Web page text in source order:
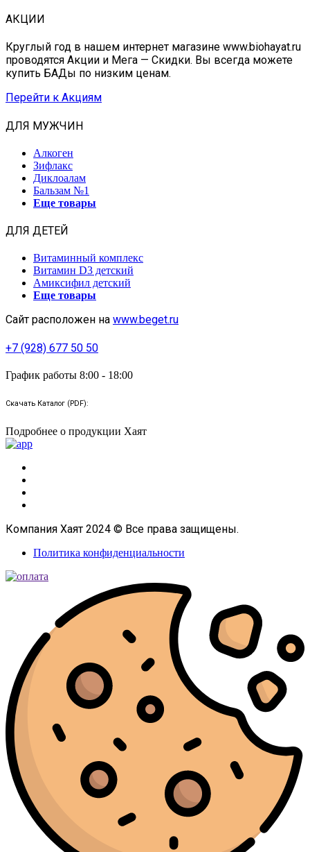
АКЦИИ
Круглый год в нашем интернет магазине www.biohayat.ru
проводятся Акции и Мега — Скидки. Вы всегда можете
купить БАДы по низким ценам.
Перейти к Акциям
ДЛЯ МУЖЧИН
Алкоген
Зифлакс
Диклоалам
Бальзам №1
Еще товары
ДЛЯ ДЕТЕЙ
Витаминный комплекс
Витамин D3 детский
Амиксифил детский
Еще товары
Сайт расположен на www.beget.ru
+7 (928) 677 50 50
График работы 8:00 - 18:00
Скачать Каталог (PDF):
Подробнее о продукции Хаят
Компания Хаят 2024 © Все права защищены.
Политика конфиденциальности